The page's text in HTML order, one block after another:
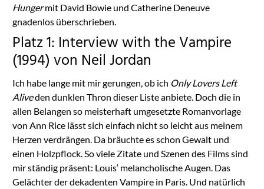
Hungermit David Bowie und Catherine Deneuve
gnadenlos überschrieben.
Platz 1: Interview with the Vampire
(1994) von Neil Jordan
Ich habe lange mit mir gerungen, ob ich Only Lovers Left
Aliveden dunklen Thron dieser Liste anbiete. Doch die in
allen Belangen so meisterhaft umgesetzte Romanvorlage
von Ann Rice lässt sich einfach nicht so leicht aus meinem
Herzen verdrängen. Da bräuchte es schon Gewalt und
einen Holzpflock. So viele Zitate und Szenen des Films sind
mir ständig präsent: Louis‘ melancholische Augen. Das
Gelächter der dekadenten Vampire in Paris. Und natürlich